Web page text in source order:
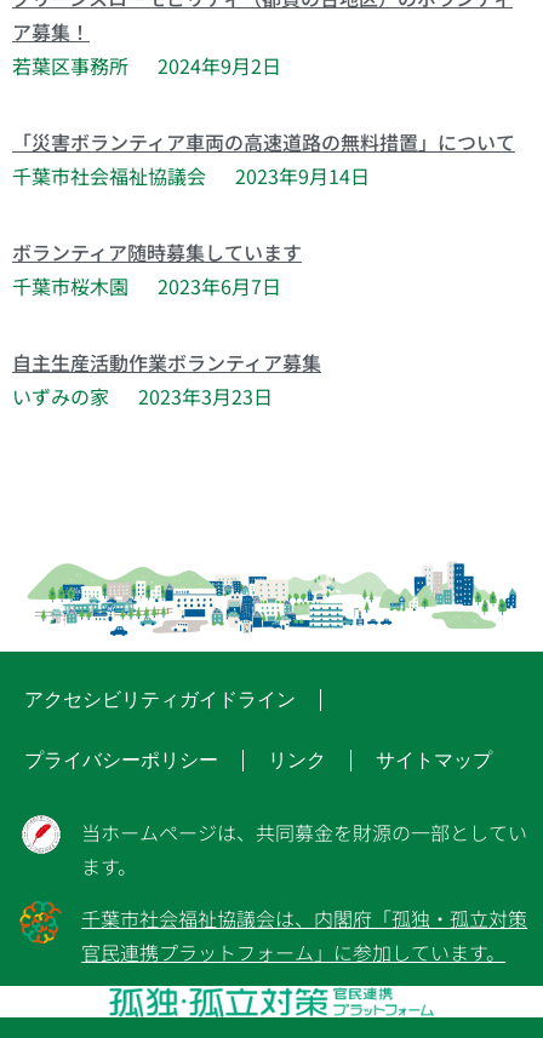
ア募集！
若葉区事務所
2024年9月2日
「災害ボランティア車両の高速道路の無料措置」について
千葉市社会福祉協議会
2023年9月14日
ボランティア随時募集しています
千葉市桜木園
2023年6月7日
自主生産活動作業ボランティア募集
いずみの家
2023年3月23日
アクセシビリティガイドライン
プライバシーポリシー リンク サイトマップ
当ホームページは、共同募金を財源の一部としてい
ます。
千葉市社会福祉協議会は、内閣府「孤独・孤立対策
官民連携プラットフォーム」に参加しています。